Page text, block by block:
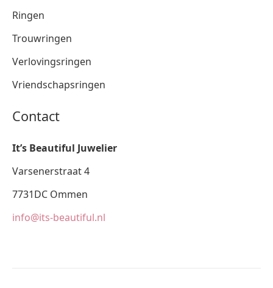
Ringen
Trouwringen
Verlovingsringen
Vriendschapsringen
Contact
It’s Beautiful Juwelier
Varsenerstraat 4
7731DC Ommen
info@its-beautiful.nl